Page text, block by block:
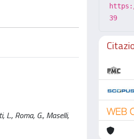
Roma, G., Maselli,
39